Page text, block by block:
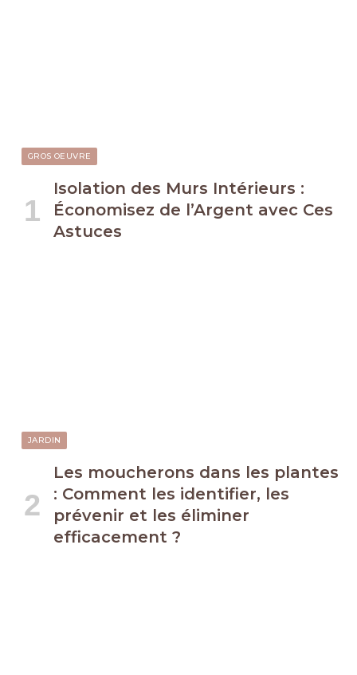
GROS OEUVRE
Isolation des Murs Intérieurs :
Économisez de l’Argent avec Ces
Astuces
JARDIN
Les moucherons dans les plantes
: Comment les identifier, les
prévenir et les éliminer
efficacement ?